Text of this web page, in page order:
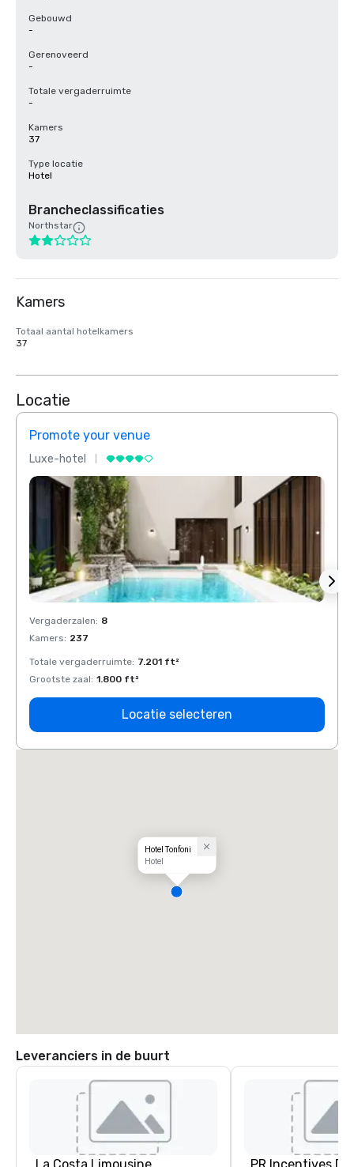
Gebouwd
-
Gerenoveerd
-
Totale vergaderruimte
-
Kamers
37
Type locatie
Hotel
Brancheclassificaties
Northstar
Kamers
Totaal aantal hotelkamers
37
Locatie
Promote your venue
Luxe-hotel
Vergaderzalen: 8
Kamers: 237
Totale vergaderruimte: 7.201 ft²
Grootste zaal: 1.800 ft²
Locatie selecteren
Hotel Tonfoni
Hotel
Leveranciers in de buurt